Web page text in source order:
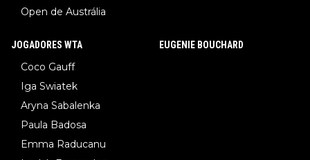
Open de Austrália
JOGADORES WTA
Coco Gauff
Iga Swiatek
Aryna Sabalenka
Paula Badosa
Emma Raducanu
EUGENIE BOUCHARD